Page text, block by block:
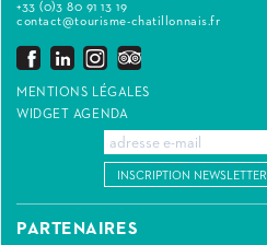
+33 (0)3 80 91 13 19
contact@tourisme-chatillonnais.fr
MENTIONS LÉGALES
WIDGET AGENDA
INSCRIPTION NEWSLETTER
PARTENAIRES